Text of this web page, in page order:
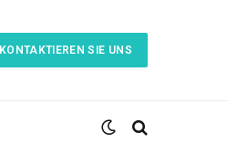
KONTAKTIEREN SIE UNS